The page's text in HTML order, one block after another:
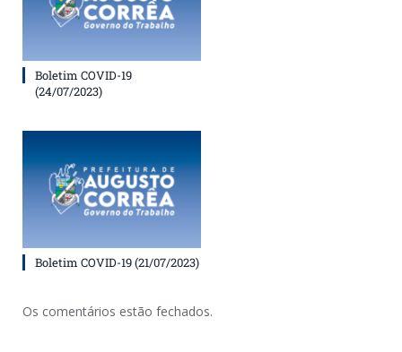
Boletim COVID-19
(24/07/2023)
Boletim COVID-19 (21/07/2023)
Os comentários estão fechados.